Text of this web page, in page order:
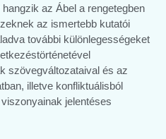
az Ábel a rengetegben
az ismertebb kutatói
további különlegességeket
szövegváltozataival és az
illetve konfliktuálisból
jelentéses